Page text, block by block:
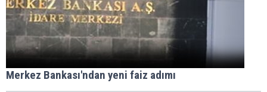
Merkez Bankası'ndan yeni faiz adımı